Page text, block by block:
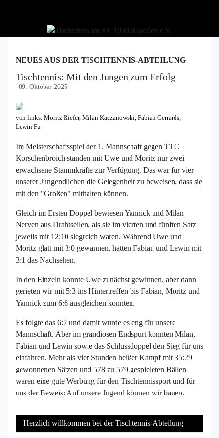
NEUES AUS DER TISCHTENNIS-ABTEILUNG
Tischtennis: Mit den Jungen zum Erfolg
09. Oktober 2025
von links: Moritz Riefer, Milan Kaczanowski, Fabian Gerrards,
Lewin Fu
Im Meisterschaftsspiel der 1. Mannschaft gegen TTC
Korschenbroich standen mit Uwe und Moritz nur zwei
erwachsene Stammkräfte zur Verfügung. Das war für vier
unserer Jungendlichen die Gelegenheit zu beweisen, dass sie
mit den "Großen" mithalten können.
Gleich im Ersten Doppel bewiesen Yannick und Milan
Nerven aus Drahtseilen, als sie im vierten und fünften Satz
jeweils mit 12:10 siegreich waren. Während Uwe und
Moritz glatt mit 3:0 gewannen, hatten Fabian und Lewin mit
3:1 das Nachsehen.
In den Einzeln konnte Uwe zunächst gewinnen, aber dann
gerieten wir mit 5:3 ins Hintertreffen bis Fabian, Moritz und
Yannick zum 6:6 ausgleichen konnten.
Es folgte das 6:7 und damit wurde es eng für unsere
Mannschaft. Aber im grandiosen Endspurt konnten Milan,
Fabian und Lewin sowie das Schlussdoppel den Sieg für uns
einfahren. Mehr als vier Stunden heißer Kampf mit 35:29
gewonnenen Sätzen und 578 zu 579 gespieleten Bällen
waren eine gute Werbung für den Tischtennissport und für
uns der Beweis: Auf unsere Jugend können wir bauen.
Herzlich willkommen bei der Tischtennis-Abteilung